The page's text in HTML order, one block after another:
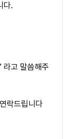
다.
라고 말씀해주
락드립니다